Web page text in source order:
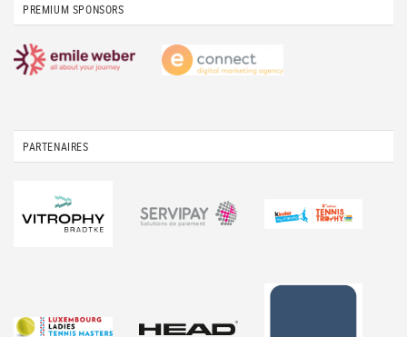
PREMIUM SPONSORS
PARTENAIRES